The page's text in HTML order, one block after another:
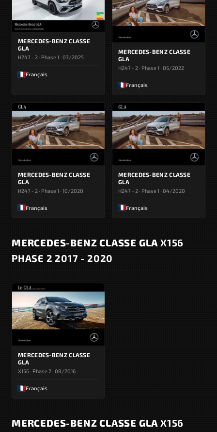
MERCEDES-BENZ CLASSE
GLA
H247 - 2 · Phase 1 · 07/2025
Français
MERCEDES-BENZ CLASSE
GLA
H247 - 2 · Phase 1 · 05/2022
Français
MERCEDES-BENZ CLASSE
GLA
H247 - 2 · Phase 1 · 10/2020
Français
MERCEDES-BENZ CLASSE
GLA
H247 - 2 · Phase 1 · 04/2020
Français
MERCEDES-BENZ CLASSE GLA X156
PHASE 2 2017 - 2020
MERCEDES-BENZ CLASSE
GLA
X156 · Phase 2 · 08/2016
Français
MERCEDES-BENZ CLASSE GLA X156